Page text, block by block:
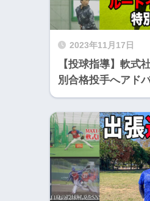
2023年11月17日
【投球指導】軟式
別合格投手へアド